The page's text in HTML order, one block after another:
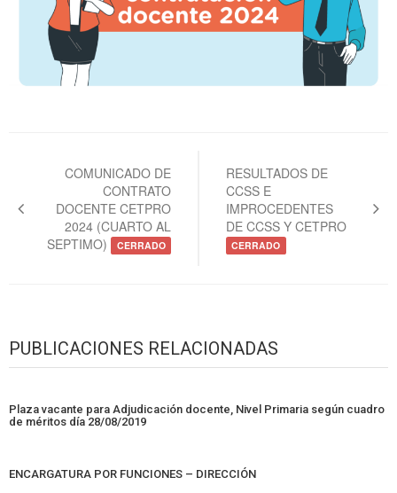
entradas
COMUNICADO DE
CONTRATO
DOCENTE CETPRO
2024 (CUARTO AL
SEPTIMO) CERRADO
RESULTADOS DE
CCSS E
IMPROCEDENTES
DE CCSS Y CETPRO
CERRADO
PUBLICACIONES RELACIONADAS
Plaza vacante para Adjudicación docente, Nivel Primaria según cuadro
de méritos día 28/08/2019
ENCARGATURA POR FUNCIONES – DIRECCIÓN